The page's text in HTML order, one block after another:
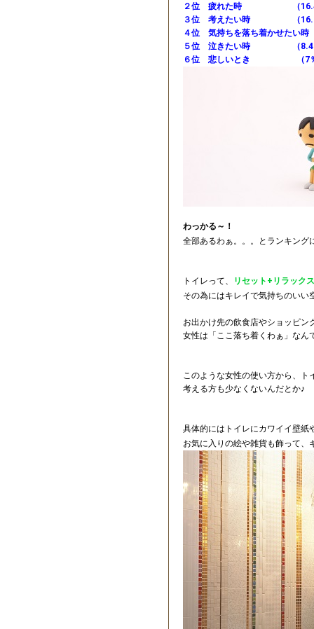
２位 疲れた時 （16.4
３位 考えたい時 （16.3
４位 気持ちを落ち着かせたい時
５位 泣きたい時 （8.4
６位 悲しいとき （7
わっかる～！
全部あるわぁ。。。とランキング
トイレって、
リセット+リラック
その為にはキレイで気持ちのいい
お出かけ先の飲食店やショッピン
女性は「ここ落ち着くわぁ」なん
このような女性の使い方から、ト
考える方も少なくないんだとか♪
具体的にはトイレにカワイイ壁紙
お気に入りの絵や雑貨も飾って、